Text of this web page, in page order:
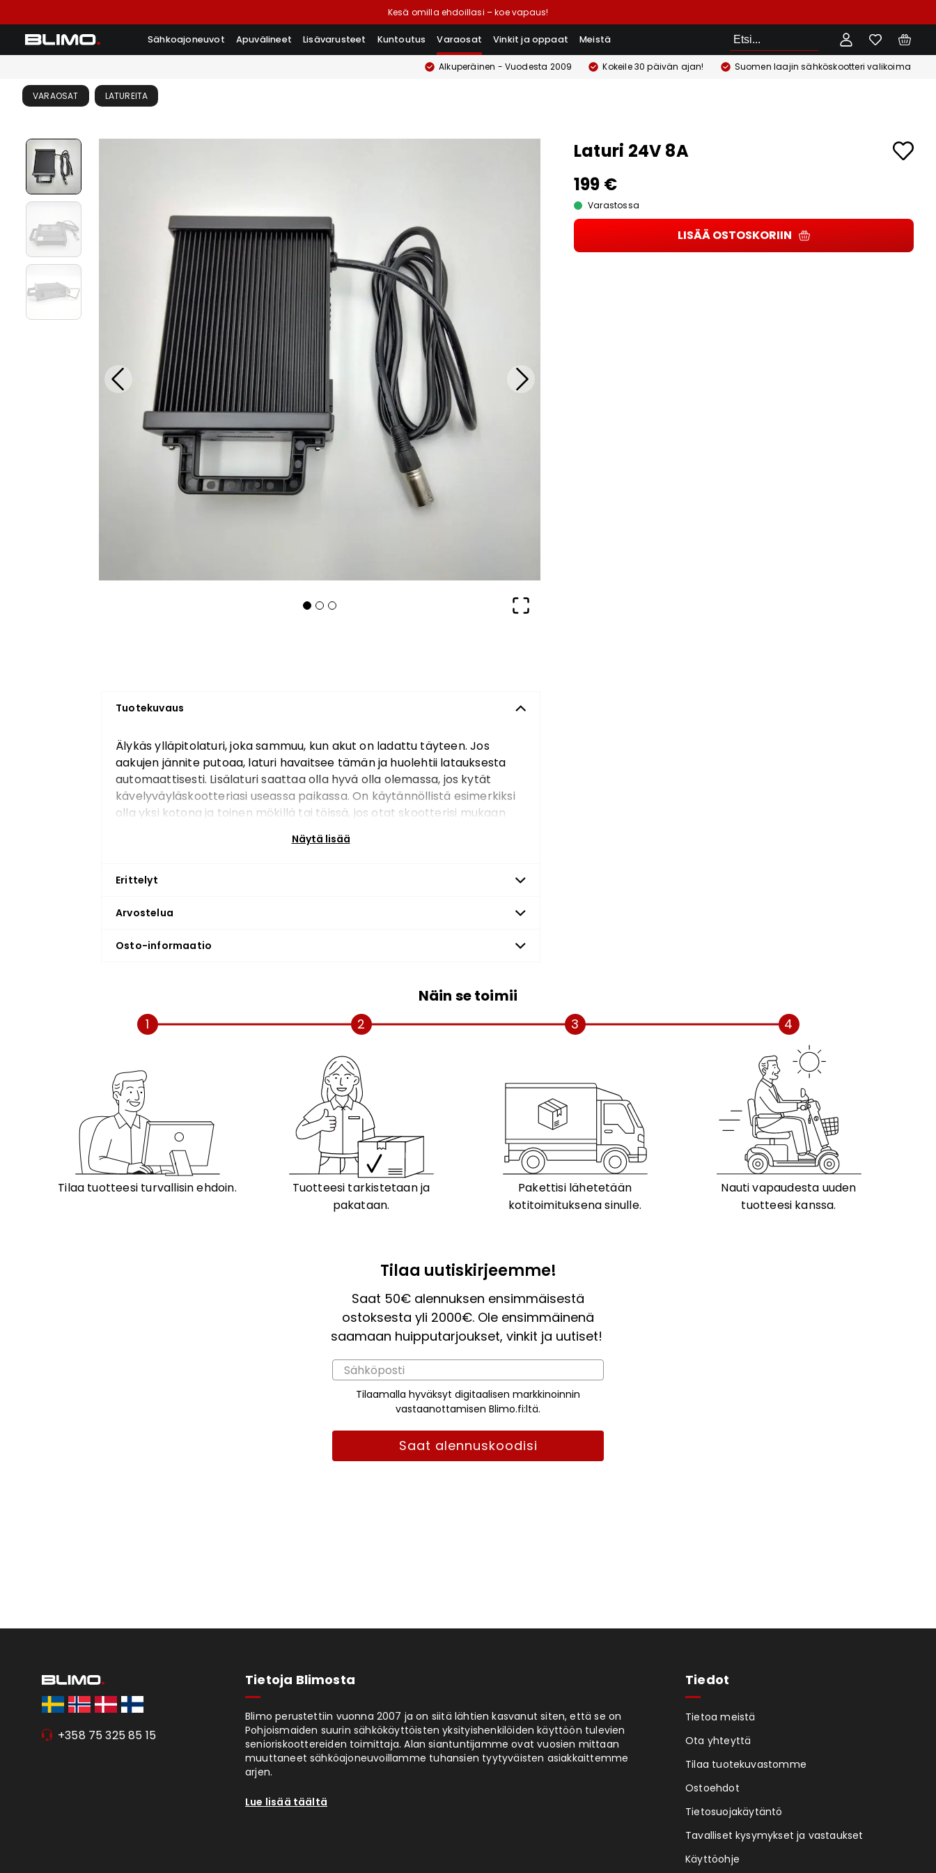
Kesä omilla ehdoillasi – koe vapaus!
Sähkoajoneuvot Apuvälineet Lisävarusteet Kuntoutus Varaosat Vinkit ja oppaat Meistä Etsi
Alkuperäinen - Vuodesta 2009 Kokeile 30 päivän ajan! Suomen laajin sähköskootteri valikoima
VARAOSAT LATUREITA
Laturi 24V 8A
199 €
Varastossa
LISÄÄ OSTOSKORIIN
Tuotekuvaus
Älykäs ylläpitolaturi, joka sammuu, kun akut on ladattu täyteen. Jos
aakujen jännite putoaa, laturi havaitsee tämän ja huolehtii latauksesta
automaattisesti. Lisälaturi saattaa olla hyvä olla olemassa, jos kytät
kävelyväyläskootteriasi useassa paikassa. On käytännöllistä esimerkiksi
olla yksi kotona ja toinen mökillä tai töissä, jos otat skootterisi mukaan
kävelyväyläskootterin kanssa, lähetyksestä ei tule lisäkuluja. HUOM!
Cabinskootteri Blimo Gatsby.
ulkonäkö voi vaihdella.
Näytä lisää
Erittelyt
Arvostelua
Osto-informaatio
Näin se toimii
1
Tilaa tuotteesi turvallisin ehdoin.
2
Tuotteesi tarkistetaan ja
pakataan.
3
Pakettisi lähetetään
kotitoimituksena sinulle.
4
Nauti vapaudesta uuden
tuotteesi kanssa.
Tilaa uutiskirjeemme!
Saat 50€ alennuksen ensimmäisestä
ostoksesta yli 2000€. Ole ensimmäinenä
saamaan huipputarjoukset, vinkit ja uutiset!
Tilaamalla hyväksyt digitaalisen markkinoinnin
vastaanottamisen Blimo.fi:ltä.
Saat alennuskoodisi
+358 75 325 85 15
Tietoja Blimosta
Blimo perustettiin vuonna 2007 ja on siitä lähtien kasvanut siten, että se on
Pohjoismaiden suurin sähkökäyttöisten yksityishenkilöiden käyttöön tulevien
senioriskoottereiden toimittaja. Alan siantuntijamme ovat vuosien mittaan
muuttaneet sähköajoneuvoillamme tuhansien tyytyväisten asiakkaittemme
arjen.
Lue lisää täältä
Tiedot
Tietoa meistä
Ota yhteyttä
Tilaa tuotekuvastomme
Ostoehdot
Tietosuojakäytäntö
Tavalliset kysymykset ja vastaukset
Käyttöohje